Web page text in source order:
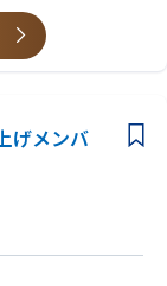
げメンバ